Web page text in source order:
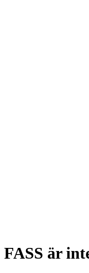
FASS är